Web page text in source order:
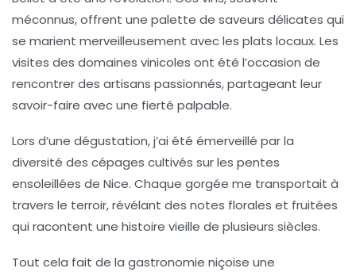
méconnus, offrent une palette de saveurs délicates qui
se marient merveilleusement avec les plats locaux. Les
visites des domaines vinicoles ont été l’occasion de
rencontrer des artisans passionnés, partageant leur
savoir-faire avec une fierté palpable.
Lors d’une dégustation, j’ai été émerveillé par la
diversité des cépages cultivés sur les pentes
ensoleillées de Nice. Chaque gorgée me transportait à
travers le terroir, révélant des notes florales et fruitées
qui racontent une histoire vieille de plusieurs siècles.
Tout cela fait de la gastronomie niçoise une